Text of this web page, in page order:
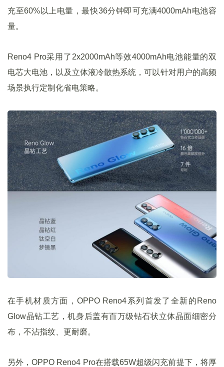
充至60%以上电量，最快36分钟即可充满4000mAh电池容
量。
Reno4 Pro采用了2x2000mAh等效4000mAh电池能量的双
电芯大电池，以及立体液冷散热系统，可以针对用户的高频
场景执行定制化省电策略。
在手机材质方面，OPPO Reno4系列首发了全新的Reno
Glow晶钻工艺，机身后盖有百万级钻石状立体晶面细密分
布，不沾指纹、更耐磨。
另外，OPPO Reno4 Pro在搭载65W超级闪充前提下，将厚